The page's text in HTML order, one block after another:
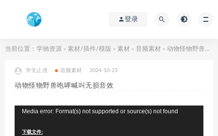
登录
当前位置： 学驰资源 > 素材/插件/模版 > 素材 > 音频素材 > 动物怪物野兽咆哮喊叫无损音效
学无止境 音频素材 2024-10-23
动物怪物野兽咆哮喊叫无损音效
Media error: Format(s) not supported or source(s) not found
下载文件: